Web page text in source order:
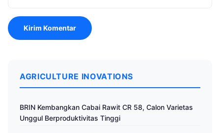
AGRICULTURE INOVATIONS
BRIN Kembangkan Cabai Rawit CR 58, Calon Varietas
Unggul Berproduktivitas Tinggi